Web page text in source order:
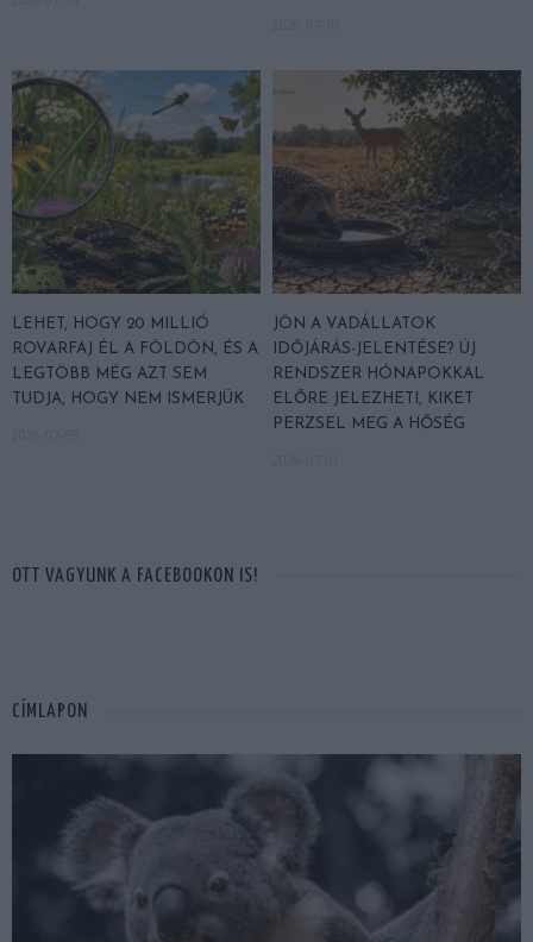
LEHET, HOGY 20 MILLIÓ
ROVARFAJ ÉL A FÖLDÖN, ÉS A
LEGTÖBB MÉG AZT SEM
TUDJA, HOGY NEM ISMERJÜK
JÖN A VADÁLLATOK
IDŐJÁRÁS-JELENTÉSE? ÚJ
RENDSZER HÓNAPOKKAL
ELŐRE JELEZHETI, KIKET
PERZSEL MEG A HŐSÉG
OTT VAGYUNK A FACEBOOKON IS!
CÍMLAPON